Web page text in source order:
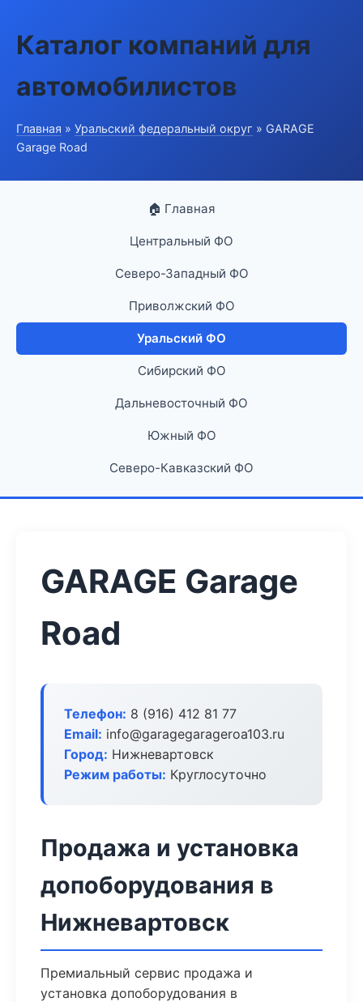
Каталог компаний для
автомобилистов
Главная » Уральский федеральный округ » GARAGE
Garage Road
🏠 Главная
Центральный ФО
Северо-Западный ФО
Приволжский ФО
Уральский ФО
Сибирский ФО
Дальневосточный ФО
Южный ФО
Северо-Кавказский ФО
GARAGE Garage
Road
Телефон: 8 (916) 412 81 77
Email: info@garagegarageroa103.ru
Город: Нижневартовск
Режим работы: Круглосуточно
Продажа и установка
допоборудования в
Нижневартовск
Премиальный сервис продажа и
установка допоборудования в